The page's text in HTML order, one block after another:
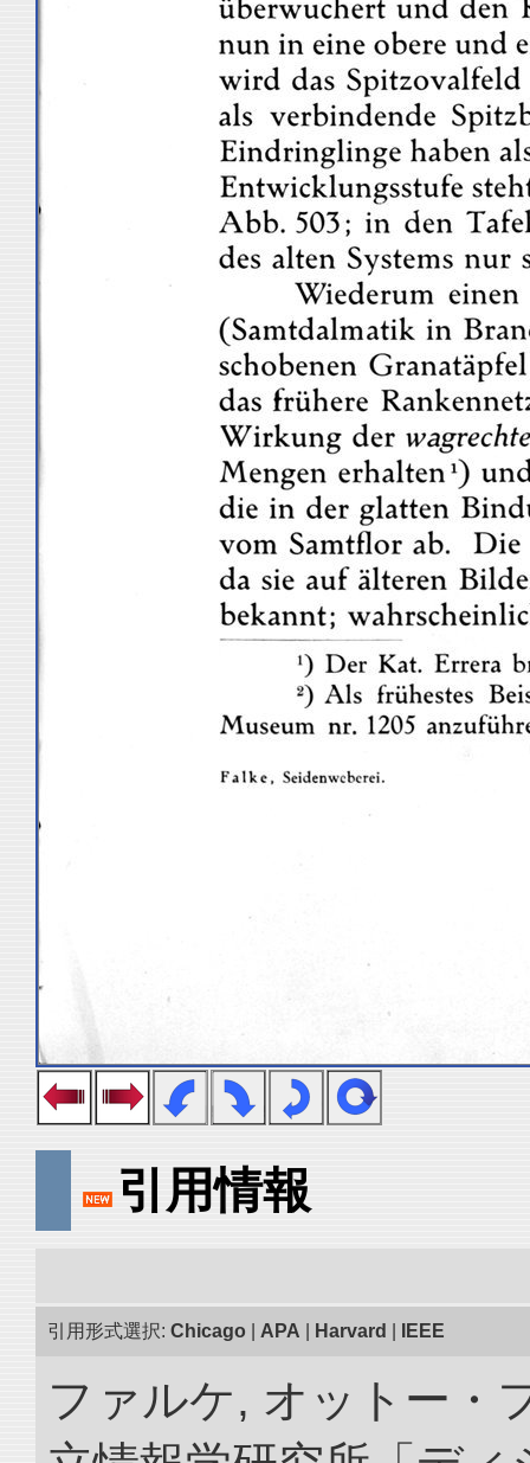
引用情報
引用形式選択: Chicago APA Harvard IEEE
ファルケ, オットー・